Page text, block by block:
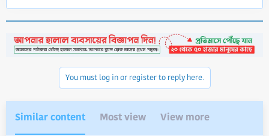
You must log in or register to reply here.
Similar content Most view View more